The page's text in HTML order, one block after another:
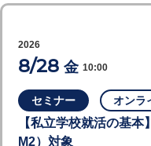
セミナー オンラ
【私立学校就活の基
M2）対象
2026
8/28 金 10:00